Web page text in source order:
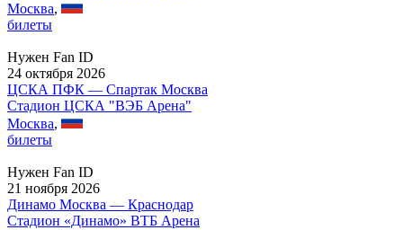
Москва,
билеты
Нужен Fan ID
24 октября 2026
ЦСКА ПФК — Спартак Москва
Стадион ЦСКА "ВЭБ Арена"
Москва,
билеты
Нужен Fan ID
21 ноября 2026
Динамо Москва — Краснодар
Стадион «Динамо» ВТБ Арена